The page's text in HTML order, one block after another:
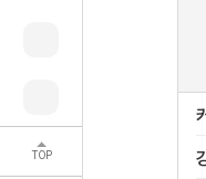
TOP